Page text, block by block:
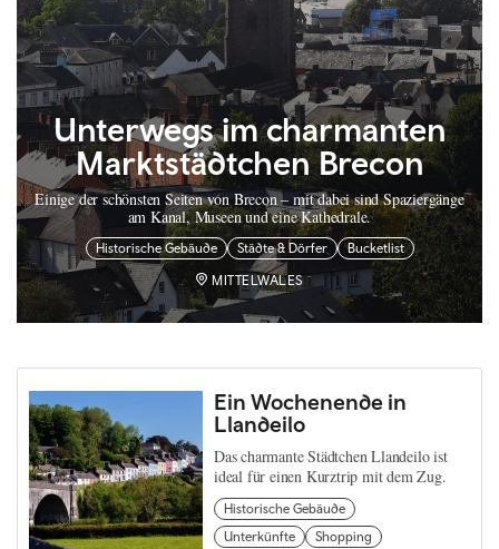
Unterwegs im charmanten
Marktstädtchen Brecon
Einige der schönsten Seiten von Brecon – mit dabei sind Spaziergänge
am Kanal, Museen und eine Kathedrale.
Historische Gebäude Städte & Dörfer Bucketlist
MITTELWALES
Ein Wochenende in
Llandeilo
Das charmante Städtchen Llandeilo ist
ideal für einen Kurztrip mit dem Zug.
Historische Gebäude
Unterkünfte
Shopping